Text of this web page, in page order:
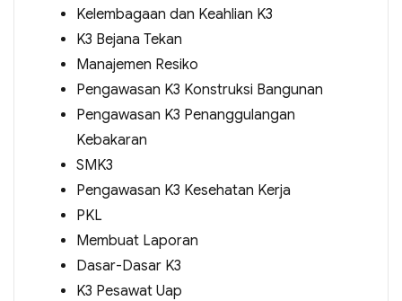
Kelembagaan dan Keahlian K3
K3 Bejana Tekan
Manajemen Resiko
Pengawasan K3 Konstruksi Bangunan
Pengawasan K3 Penanggulangan
Kebakaran
SMK3
Pengawasan K3 Kesehatan Kerja
PKL
Membuat Laporan
Dasar-Dasar K3
K3 Pesawat Uap